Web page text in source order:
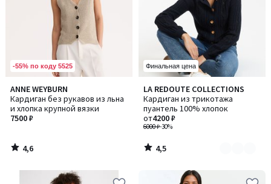
-55% по коду 5525
ANNE WEYBURN
Кардиган без рукавов из льна
и хлопка крупной вязки
7500 ₽
4,6
/ 5
4,6
/
Финальная цена
LA REDOUTE COLLECTIONS
Кардиган из трикотажа
пуантель 100% хлопок
6000 ₽-30%
от4200 ₽
4,5
/ 5
Количество
цветов:
2
4,5
/